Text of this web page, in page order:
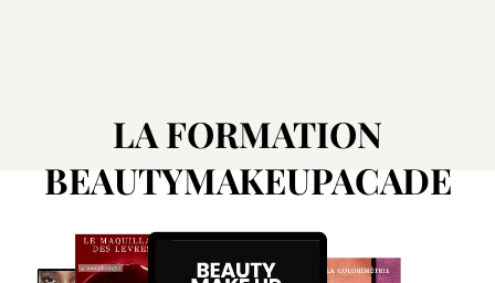
LA FORMATION
BEAUTYMAKEUPACADE
MY™